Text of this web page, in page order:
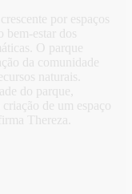
por espaços
bem-estar dos
O parque
da comunidade
naturais.
do parque,
de um espaço
Thereza.